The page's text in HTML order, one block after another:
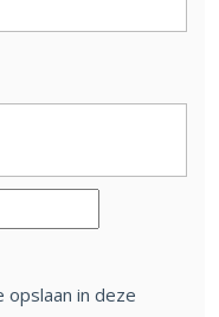
opslaan in deze